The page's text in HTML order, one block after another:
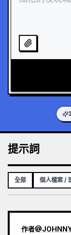
提示詞
全部 個人檔案 /
作者@